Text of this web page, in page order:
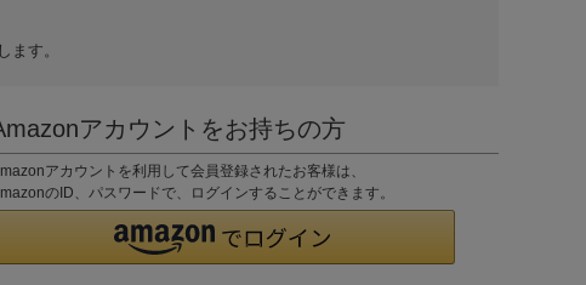
ます。
アカウントをお持ちの方
アカウントを利用して会員登録されたお客様は、
のID、パスワードで、ログインすることができます。